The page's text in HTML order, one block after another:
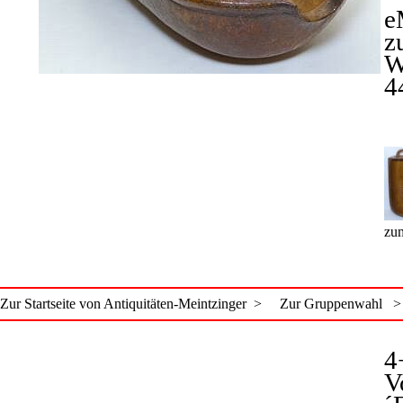
Zur Startseite von Antiquitäten-Meintzinger > Zur Gruppenwahl >